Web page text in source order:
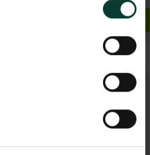
haben.
& RATGEBER